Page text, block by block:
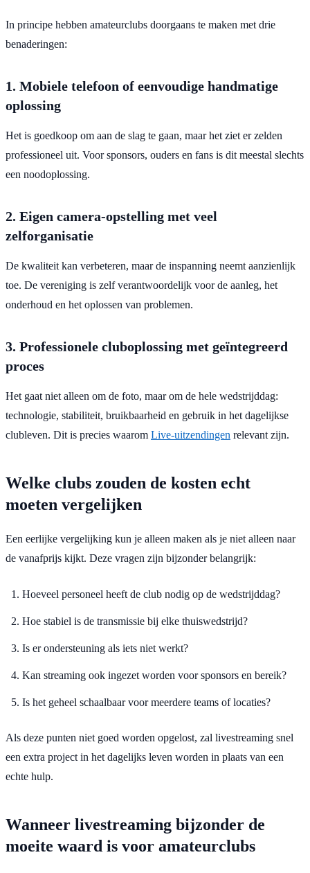
In principe hebben amateurclubs doorgaans te maken met drie
benaderingen:
1. Mobiele telefoon of eenvoudige handmatige
oplossing
Het is goedkoop om aan de slag te gaan, maar het ziet er zelden
professioneel uit. Voor sponsors, ouders en fans is dit meestal slechts
een noodoplossing.
2. Eigen camera-opstelling met veel
zelforganisatie
De kwaliteit kan verbeteren, maar de inspanning neemt aanzienlijk
toe. De vereniging is zelf verantwoordelijk voor de aanleg, het
onderhoud en het oplossen van problemen.
3. Professionele cluboplossing met geïntegreerd
proces
Het gaat niet alleen om de foto, maar om de hele wedstrijddag:
technologie, stabiliteit, bruikbaarheid en gebruik in het dagelijkse
clubleven. Dit is precies waarom Live-uitzendingen relevant zijn.
Welke clubs zouden de kosten echt
moeten vergelijken
Een eerlijke vergelijking kun je alleen maken als je niet alleen naar
de vanafprijs kijkt. Deze vragen zijn bijzonder belangrijk:
Hoeveel personeel heeft de club nodig op de wedstrijddag?
Hoe stabiel is de transmissie bij elke thuiswedstrijd?
Is er ondersteuning als iets niet werkt?
Kan streaming ook ingezet worden voor sponsors en bereik?
Is het geheel schaalbaar voor meerdere teams of locaties?
Als deze punten niet goed worden opgelost, zal livestreaming snel
een extra project in het dagelijks leven worden in plaats van een
echte hulp.
Wanneer livestreaming bijzonder de
moeite waard is voor amateurclubs